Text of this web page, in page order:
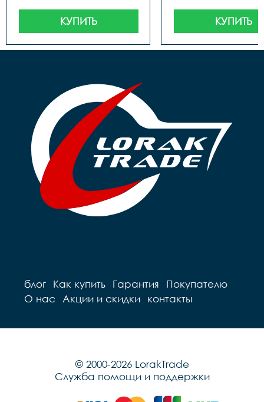
КУПИТЬ КУПИТЬ
блог Как купить Гарантия
Покупателю
О нас
Акции и скидки контакты
© 2000-2026 LorakTrade
Служба помощи и поддержки